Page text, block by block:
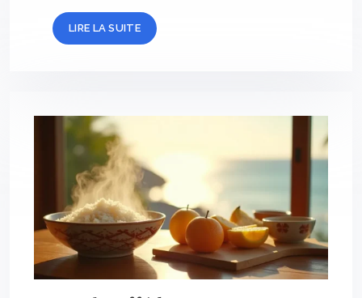
LIRE LA SUITE